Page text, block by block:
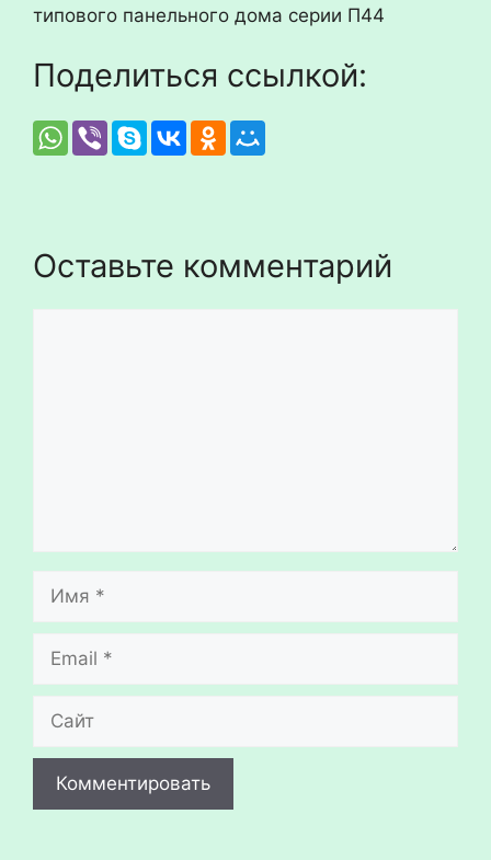
типового панельного дома серии П44
Поделиться ссылкой:
Оставьте комментарий
Имя
Email
Сайт